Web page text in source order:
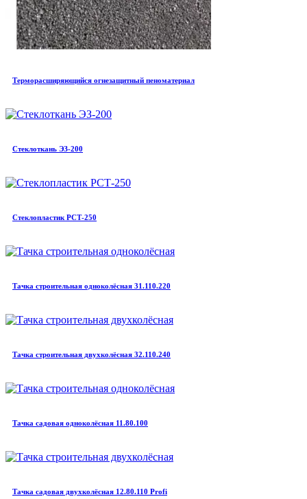
Терморасширяющийся огнезащитный пеноматериал
Стеклоткань ЭЗ-200
Стеклопластик РСТ-250
Тачка строительная одноколёсная 31.110.220
Тачка строительная двухколёсная 32.110.240
Тачка садовая одноколёсная 11.80.100
Тачка садовая двухколёсная 12.80.110 Profi